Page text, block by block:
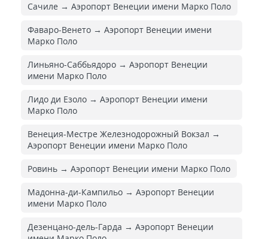
Сачиле → Аэропорт Венеции имени Марко Поло
Фаваро-Венето → Аэропорт Венеции имени
Марко Поло
Линьяно-Саббьядоро → Аэропорт Венеции
имени Марко Поло
Лидо ди Езоло → Аэропорт Венеции имени
Марко Поло
Венеция-Местре Железнодорожный Вокзал →
Аэропорт Венеции имени Марко Поло
Ровинь → Аэропорт Венеции имени Марко Поло
Мадонна-ди-Кампильо → Аэропорт Венеции
имени Марко Поло
Дезенцано-дель-Гарда → Аэропорт Венеции